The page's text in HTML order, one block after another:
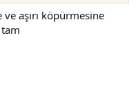
aşırı köpürmesine
tam